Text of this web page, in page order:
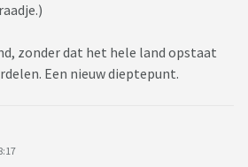
zonder dat het hele land opstaat
Een nieuw dieptepunt.